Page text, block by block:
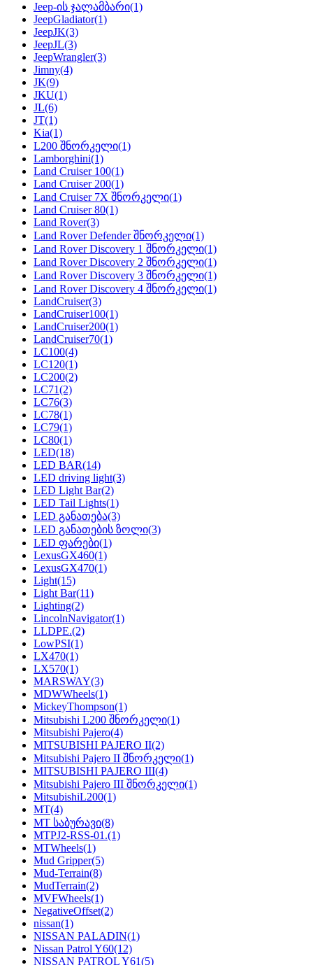
Jeep-ის ჯალამბარი(1)
JeepGladiator(1)
JeepJK(3)
JeepJL(3)
JeepWrangler(3)
Jimny(4)
JK(9)
JKU(1)
JL(6)
JT(1)
Kia(1)
L200 შნორკელი(1)
Lamborghini(1)
Land Cruiser 100(1)
Land Cruiser 200(1)
Land Cruiser 7X შნორკელი(1)
Land Cruiser 80(1)
Land Rover(3)
Land Rover Defender შნორკელი(1)
Land Rover Discovery 1 შნორკელი(1)
Land Rover Discovery 2 შნორკელი(1)
Land Rover Discovery 3 შნორკელი(1)
Land Rover Discovery 4 შნორკელი(1)
LandCruiser(3)
LandCruiser100(1)
LandCruiser200(1)
LandCruiser70(1)
LC100(4)
LC120(1)
LC200(2)
LC71(2)
LC76(3)
LC78(1)
LC79(1)
LC80(1)
LED(18)
LED BAR(14)
LED driving light(3)
LED Light Bar(2)
LED Tail Lights(1)
LED განათება(3)
LED განათების ზოლი(3)
LED ფარები(1)
LexusGX460(1)
LexusGX470(1)
Light(15)
Light Bar(11)
Lighting(2)
LincolnNavigator(1)
LLDPE.(2)
LowPSI(1)
LX470(1)
LX570(1)
MARSWAY(3)
MDWWheels(1)
MickeyThompson(1)
Mitsubishi L200 შნორკელი(1)
Mitsubishi Pajero(4)
MITSUBISHI PAJERO II(2)
Mitsubishi Pajero II შნორკელი(1)
MITSUBISHI PAJERO III(4)
Mitsubishi Pajero III შნორკელი(1)
MitsubishiL200(1)
MT(4)
MT საბურავი(8)
MTPJ2-RSS-01.(1)
MTWheels(1)
Mud Gripper(5)
Mud-Terrain(8)
MudTerrain(2)
MVFWheels(1)
NegativeOffset(2)
nissan(1)
NISSAN PALADIN(1)
Nissan Patrol Y60(12)
NISSAN PATROL Y61(5)